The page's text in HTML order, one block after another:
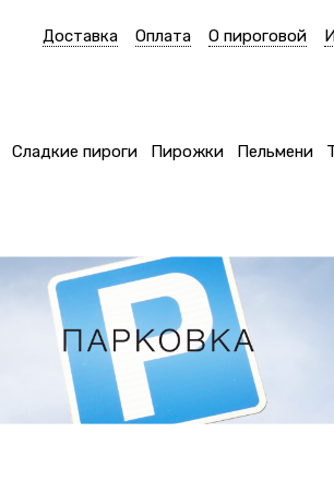
Доставка Оплата О пироговой
Сладкие пироги Пирожки Пельмени